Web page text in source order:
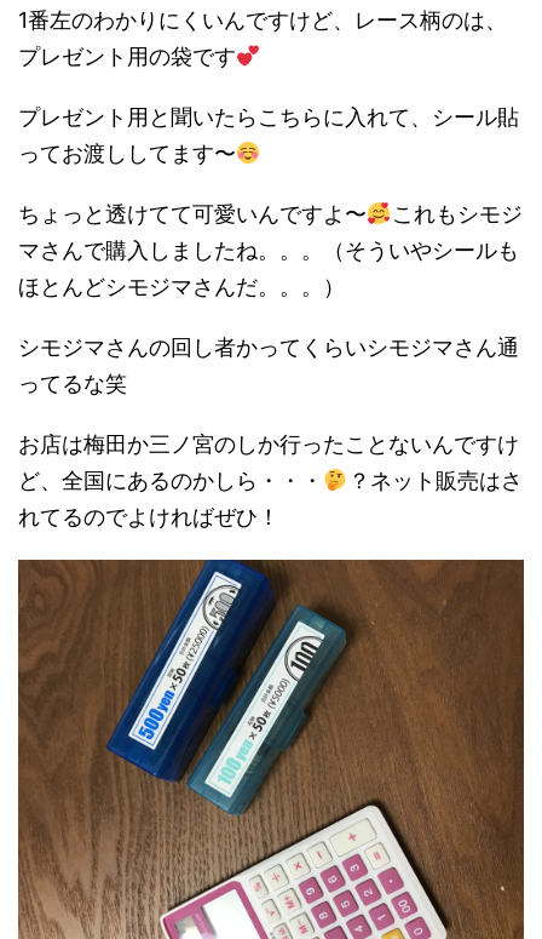
1番左のわかりにくいんですけど、レース柄のは、
プレゼント用の袋です
プレゼント用と聞いたらこちらに入れて、シール貼
ってお渡ししてます〜
ちょっと透けてて可愛いんですよ〜
これもシモジ
マさんで購入しましたね。。。（そういやシールも
ほとんどシモジマさんだ。。。）
シモジマさんの回し者かってくらいシモジマさん通
ってるな笑
お店は梅田か三ノ宮のしか行ったことないんですけ
ど、全国にあるのかしら・・・
？ネット販売はさ
れてるのでよければぜひ！